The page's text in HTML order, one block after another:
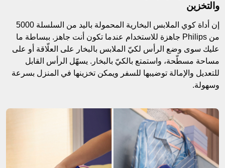
والتخزين
إن أداة كوي الملابس البخارية المحمولة باليد من السلسلة 5000
من Philips جاهزة للاستخدام عندما تكون أنت جاهز. ببساطة ما
عليك سوى وضع الرأس لكيّ الملابس بالبخار على العلّاقة أو على
مساحة مسطّحة، واستمتع بالكيّ بالبخار. يسهّل الرأس القابل
للتعديل والإمالة توضيبها للسفر ويمكن تخزينها في المنزل بسرعة
وسهولة.